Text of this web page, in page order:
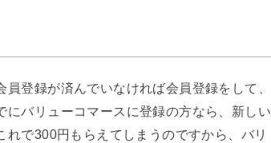
登録が済んでいなければ会員登録をして、
バリューコマースに登録の方なら、新しい
で300円もらえてしまうのですから、バリ